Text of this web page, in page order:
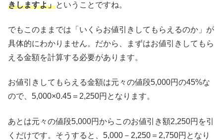
きしますよ」ということですね。
でもこのままでは「いくらお値引きしてもらえるのか」が
具体的にわかりません。だから、まずはお値引きしてもら
える金額を計算する必要があります。
お値引きしてもらえる金額は元々の値段5,000円の45%な
ので、5,000×0.45＝2,250円となります。
あとは元々の値段5,000円からこのお値引き額2,250円を引
くだけです。そうすると、5,000－2,250＝2,750円となり